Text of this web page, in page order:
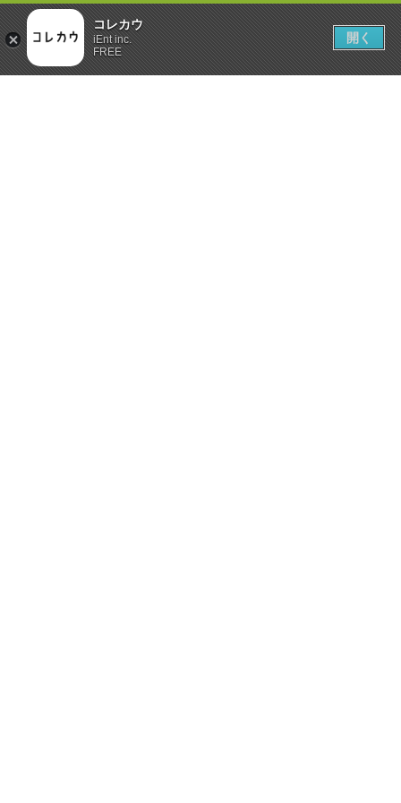
コレカウ
iEnt inc.
FREE
開く